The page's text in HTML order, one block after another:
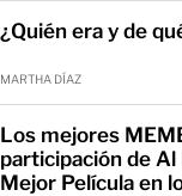
¿Quién era y de
MARTHA DÍAZ
Los mejores
participación de Al
Mejor Película en